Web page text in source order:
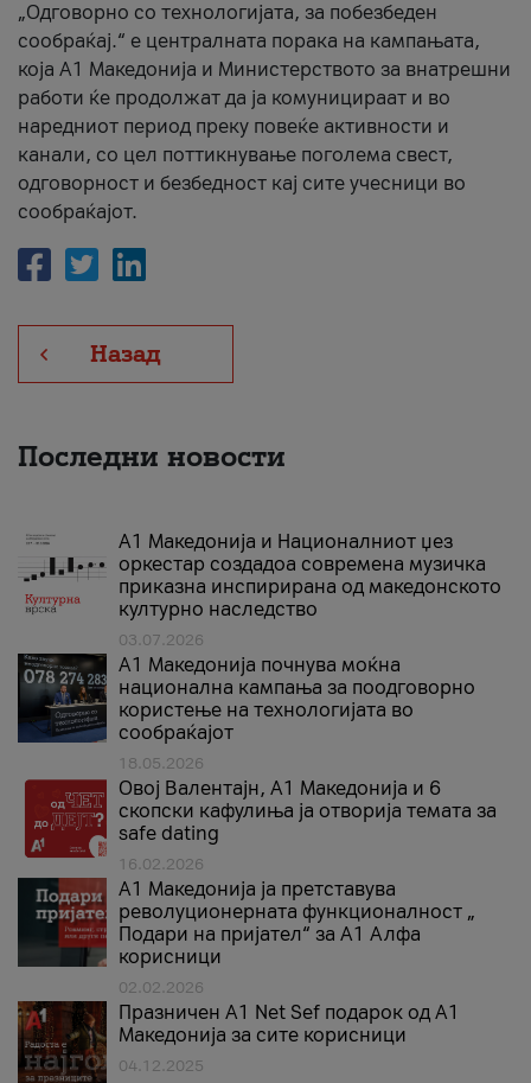
„Одговорно со технологијата, за побезбеден
сообраќај.“ е централната порака на кампањата,
која A1 Македонија и Министерството за внатрешни
работи ќе продолжат да ја комуницираат и во
наредниот период преку повеќе активности и
канали, со цел поттикнување поголема свест,
одговорност и безбедност кај сите учесници во
сообраќајот.
Назад
Последни новости
А1 Македонија и Националниот џез
оркестар создадоа современа музичка
приказна инспирирана од македонското
културно наследство
03.07.2026
A1 Македонија почнува моќна
национална кампања за поодговорно
користење на технологијата во
сообраќајот
18.05.2026
Овој Валентајн, A1 Македонија и 6
скопски кафулиња ја отворија темата за
safe dating
16.02.2026
А1 Македонија ја претставува
револуционерната функционалност „
Подари на пријател“ за А1 Алфа
корисници
02.02.2026
Празничен A1 Net Sеf подарок од А1
Македонија за сите корисници
04.12.2025